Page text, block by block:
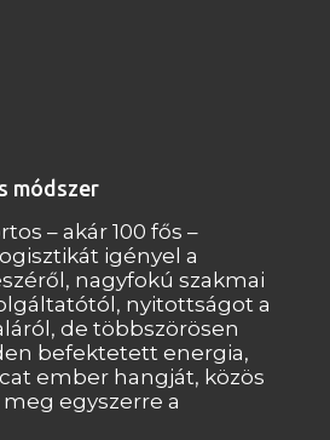
módszer
– akár 100 fős –
igényel a
nagyfokú szakmai
nyitottságot a
de többszörösen
befektetett energia,
ember hangját, közös
egyszerre a